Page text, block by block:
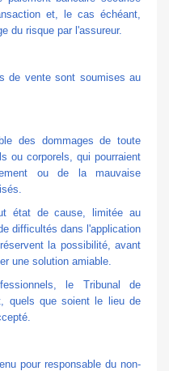
et, le cas échéant,
du risque par l'assureur.
de vente sont soumises au
des dommages de toute
ou corporels, qui pourraient
ou de la mauvaise
état de cause, limitée au
difficultés dans l'application
la possibilité, avant
une solution amiable.
le Tribunal de
quels que soient le lieu de
pour responsable du non-